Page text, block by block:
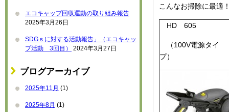
エコキャップ回収運動の取り組み報告
2025年3月26日
SDGｓに対する活動報告」（エコキャッ
プ活動 3回目）
2024年3月27日
ブログアーカイブ
2025年11月 (1)
2025年8月 (1)
こんなお掃除に最適
HD
（100V電源タイ
プ）